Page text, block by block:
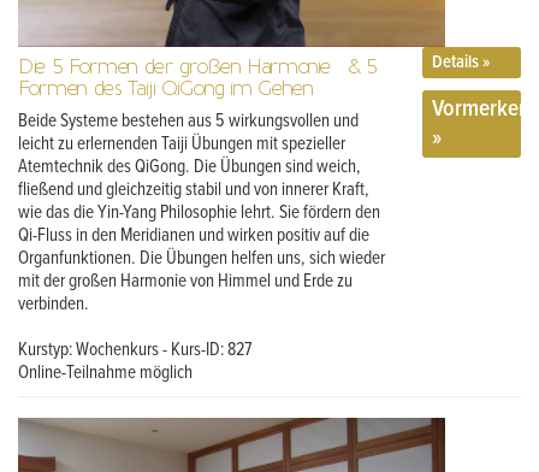
Die 5 Formen der großen Harmonie & 5
Formen des Taiji QiGong im Gehen
Beide Systeme bestehen aus 5 wirkungsvollen und
leicht zu erlernenden Taiji Übungen mit spezieller
Atemtechnik des QiGong. Die Übungen sind weich,
fließend und gleichzeitig stabil und von innerer Kraft,
wie das die Yin-Yang Philosophie lehrt. Sie fördern den
Qi-Fluss in den Meridianen und wirken positiv auf die
Organfunktionen. Die Übungen helfen uns, sich wieder
mit der großen Harmonie von Himmel und Erde zu
verbinden.
Kurstyp: Wochenkurs - Kurs-ID: 827
Online-Teilnahme möglich
Details »
Vormerken
»